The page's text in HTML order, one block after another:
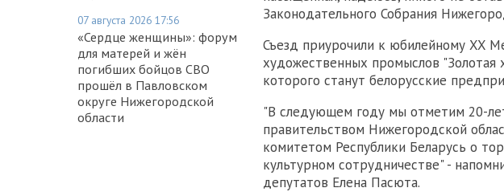
07 августа 2026 17:56
«Сердце женщины»: форум
для матерей и жён
погибших бойцов СВО
прошёл в Павловском
округе Нижегородской
области
Законодательного Собрания
Съезд приурочили к юбилейному XX
художественных промыслов "Золотая
которого станут белорусские
"В следующем году мы отметим 20-
правительством Нижегородской
комитетом Республики Беларусь о
культурном сотрудничестве" -
депутатов Елена Пасюта.